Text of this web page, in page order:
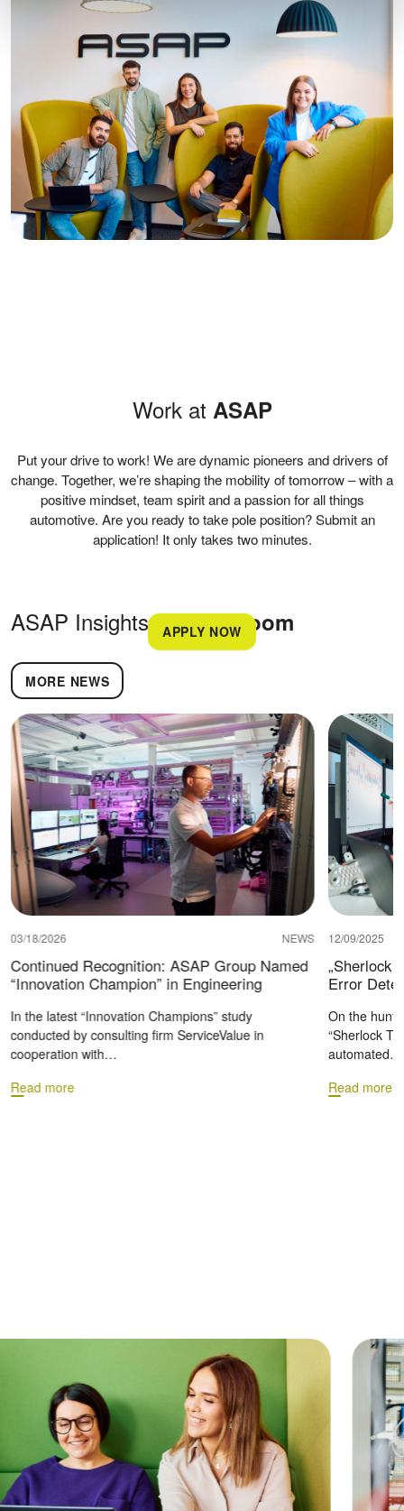
Work at ASAP
Put your drive to work! We are dynamic pioneers and drivers of
change. Together, we’re shaping the mobility of tomorrow – with a
positive mindset, team spirit and a passion for all things
automotive. Are you ready to take pole position? Submit an
application! It only takes two minutes.
APPLY NOW
ASAP Insights imNewsroom
MORE NEWS
03/18/2026 NEWS
Continued Recognition: ASAP Group Named
“Innovation Champion” in Engineering
In the latest “Innovation Champions” study
conducted by consulting firm ServiceValue in
cooperation with…
Read more
12/09/2025
„Sherlock
Error
On the hunt
“Sherlock
automated…
Read more